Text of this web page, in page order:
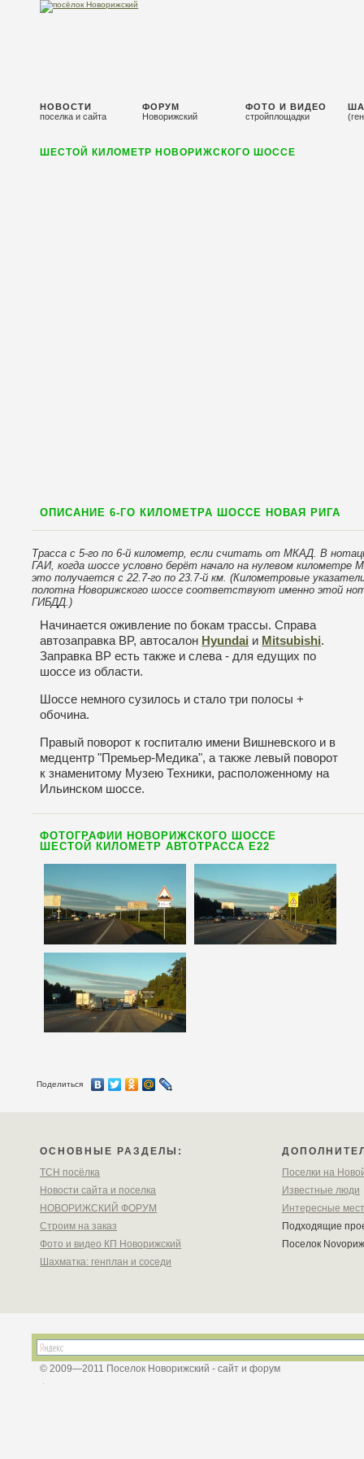
НОВОСТИ
поселка и сайта
ФОРУМ
Новорижский
ФОТО И ВИДЕО
стройплощадки
ШЕСТОЙ КИЛОМЕТР НОВОРИЖСКОГО ШОССЕ
ОПИСАНИЕ 6-ГО КИЛОМЕТРА ШОССЕ НОВАЯ РИГА
Трасса с 5-го по 6-й километр, если считать от МКАД. В
ГАИ, когда шоссе условно берёт начало на нулевом километре
это получается с 22.7-го по 23.7-й км. (Километровые
полотна Новорижского шоссе соответствуют именно этой
ГИБДД.)
Начинается оживление по бокам трассы. Справа
автозаправка BP, автосалон Hyundai и Mitsubishi.
Заправка BP есть также и слева - для едущих по
шоссе из области.
Шоссе немного сузилось и стало три полосы +
обочина.
Правый поворот к госпиталю имени Вишневского и в
медцентр "Премьер-Медика", а также левый поворот
к знаменитому Музею Техники, расположенному на
Ильинском шоссе.
ФОТОГРАФИИ НОВОРИЖСКОГО ШОССЕ
ШЕСТОЙ КИЛОМЕТР АВТОТРАССА Е22
Поделиться
ОСНОВНЫЕ РАЗДЕЛЫ:
ТСН посёлка
Новости сайта и поселка
НОВОРИЖСКИЙ ФОРУМ
Строим на заказ
Фото и видео КП Новорижский
Шахматка: генплан и соседи
Поселки на
Известные люди
Интересные
Подходящие
Поселок
© 2009—2011 Поселок Новорижский - сайт и форум